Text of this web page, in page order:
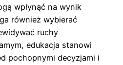
wpłynąć na wynik
również wybierać
ruchy
edukacja stanowi
pochopnymi decyzjami i